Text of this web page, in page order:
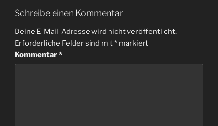
Schreibe einen Kommentar
Deine E-Mail-Adresse wird nicht veröffentlicht.
Erforderliche Felder sind mit* markiert
Kommentar*